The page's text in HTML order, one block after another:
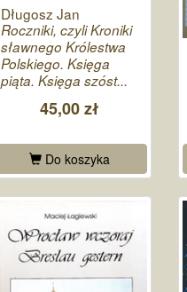
Długosz Jan
Roczniki, czyli Kroniki
sławnego Królestwa
Polskiego. Księga
piąta. Księga szóst...
45,00 zł
Do koszyka